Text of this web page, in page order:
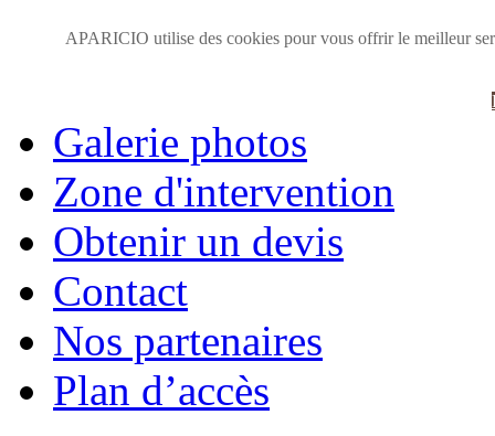
APARICIO utilise des cookies pour vous offrir le meilleur
Accueil
Galerie photos
Zone d'intervention
Obtenir un devis
Contact
Nos partenaires
Plan d’accès